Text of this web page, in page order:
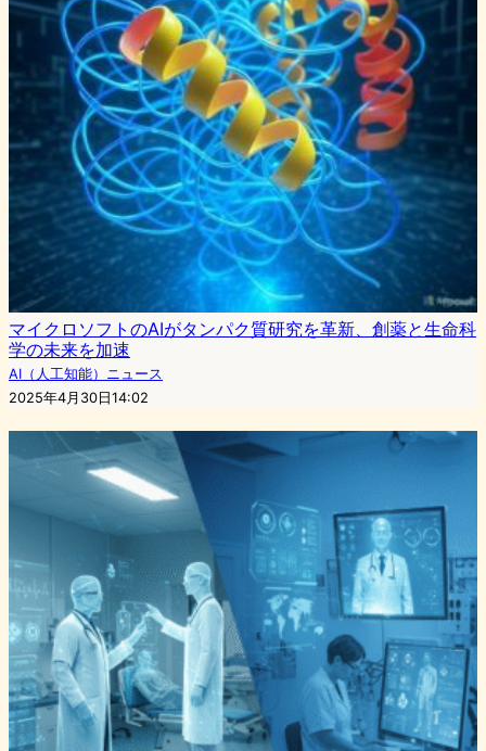
マイクロソフトのAIがタンパク質研究を革新、創薬と生命科
学の未来を加速
AI（人工知能）ニュース
2025年4月30日14:02